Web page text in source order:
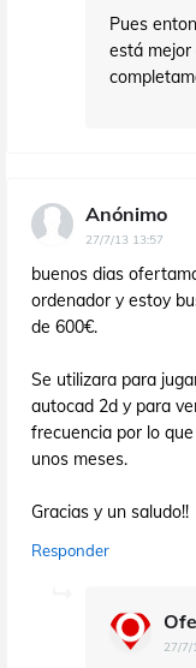
Pues
está mejor
Anónimo
27/7/13 13:57
buenos dias
ordenador y estoy
de 600€.
Se utilizara para
autocad 2d y para
frecuencia por lo
unos meses.
Gracias y un saludo!!
Responder
27/7/